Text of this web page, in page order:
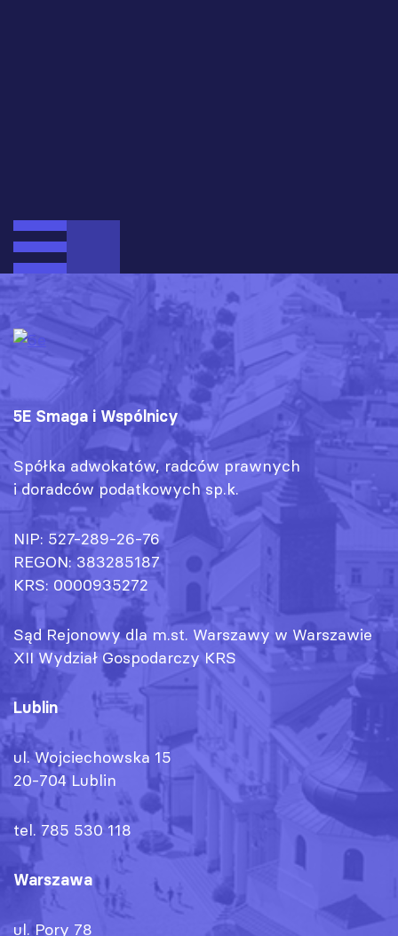
5E Smaga i Wspólnicy
Spółka adwokatów, radców prawnych
i doradców podatkowych sp.k.
NIP: 527-289-26-76
REGON: 383285187
KRS: 0000935272
Sąd Rejonowy dla m.st. Warszawy w Warszawie
XII Wydział Gospodarczy KRS
Lublin
ul. Wojciechowska 15
20-704 Lublin
tel. 785 530 118
Warszawa
ul. Pory 78